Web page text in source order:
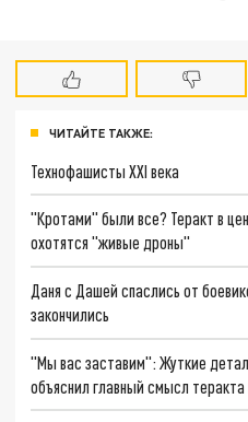
ЧИТАЙТЕ ТАКЖЕ:
Технофашисты XXI века
"Кротами" были все? Теракт в
охотятся "живые дроны"
Даня с Дашей спаслись от
закончились
"Мы вас заставим": Жуткие
объяснил главный смысл